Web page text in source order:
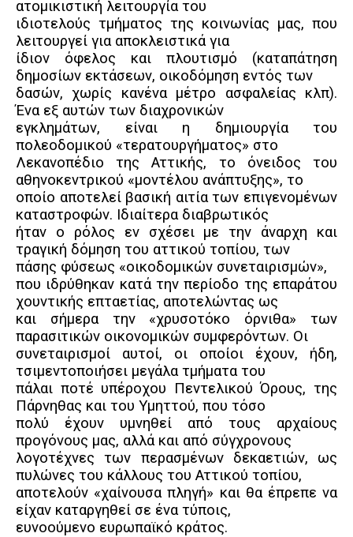
ατομικιστική λειτουργία του
ιδιοτελούς τμήματος της κοινωνίας μας, που
λειτουργεί για αποκλειστικά για
ίδιον όφελος και πλουτισμό (καταπάτηση
δημοσίων εκτάσεων, οικοδόμηση εντός των
δασών, χωρίς κανένα μέτρο ασφαλείας κλπ).
Ένα εξ αυτών των διαχρονικών
εγκλημάτων, είναι η δημιουργία του
πολεοδομικού «τερατουργήματος» στο
Λεκανοπέδιο της Αττικής, το όνειδος του
αθηνοκεντρικού «μοντέλου ανάπτυξης», το
οποίο αποτελεί βασική αιτία των επιγενομένων
καταστροφών. Ιδιαίτερα διαβρωτικός
ήταν ο ρόλος εν σχέσει με την άναρχη και
τραγική δόμηση του αττικού τοπίου, των
πάσης φύσεως «οικοδομικών συνεταιρισμών»,
που ιδρύθηκαν κατά την περίοδο της επαράτου
χουντικής επταετίας, αποτελώντας ως
και σήμερα την «χρυσοτόκο όρνιθα» των
παρασιτικών οικονομικών συμφερόντων. Οι
συνεταιρισμοί αυτοί, οι οποίοι έχουν, ήδη,
τσιμεντοποιήσει μεγάλα τμήματα του
πάλαι ποτέ υπέροχου Πεντελικού Όρους, της
Πάρνηθας και του Υμηττού, που τόσο
πολύ έχουν υμνηθεί από τους αρχαίους
προγόνους μας, αλλά και από σύγχρονους
λογοτέχνες των περασμένων δεκαετιών, ως
πυλώνες του κάλλους του Αττικού τοπίου,
αποτελούν «χαίνουσα πληγή» και θα έπρεπε να
είχαν καταργηθεί σε ένα τύποις,
ευνοούμενο ευρωπαϊκό κράτος.